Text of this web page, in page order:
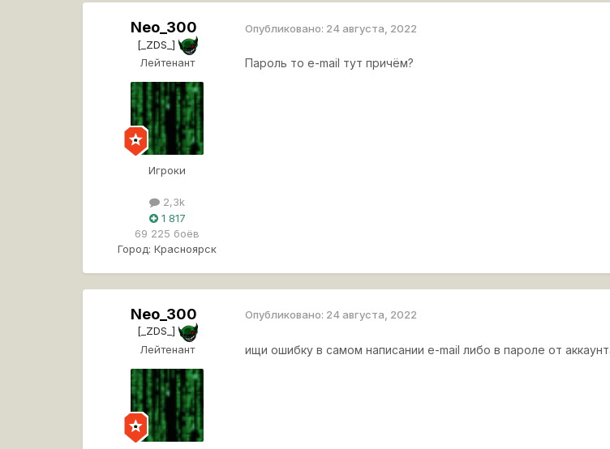
Neo_300
[_ZDS_]
Лейтенант
Игроки
2,3k
1 817
69 225 боёв
Город: Красноярск
Опубликовано: 24 августа, 2022
Пароль то e-mail тут причём?
Neo_300
[_ZDS_]
Лейтенант
Опубликовано: 24 августа, 2022
ищи ошибку в самом написании e-mail либо в пароле от